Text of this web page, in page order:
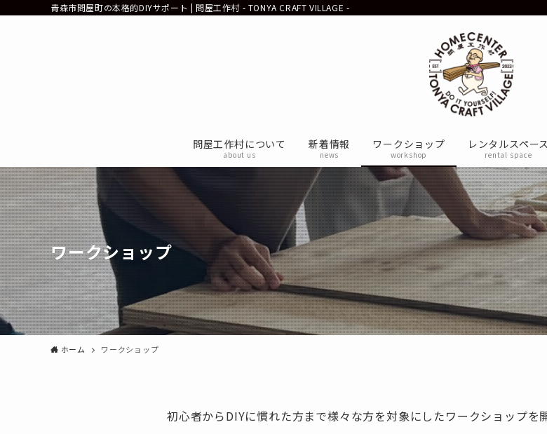
青森市問屋町の本格的DIYサポート | 問屋工作村 - TONYA CRAFT VILLAGE -
問屋工作村について
about us
新着情報
news
ワークショップ
workshop
レンタルスペース
rental space
ワークショップ
ホーム ワークショップ
初心者からDIYに慣れた方まで様々な方を対象にしたワークショップを